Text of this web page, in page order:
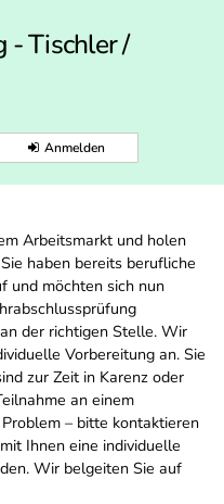
- Tischler /
Anmelden
Arbeitsmarkt und holen
haben bereits berufliche
und möchten sich nun
der richtigen Stelle. Wir
Vorbereitung an. Sie
zur Zeit in Karenz oder
an einem
– bitte kontaktieren
Ihnen eine individuelle
Wir belgeiten Sie auf